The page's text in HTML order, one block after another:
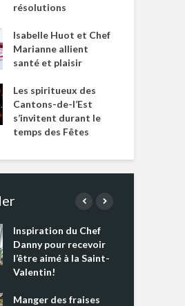
résolutions
Isabelle Huot et Chef
Marianne allient
santé et plaisir
Les spiritueux des
Cantons-de-l’Est
s’invitent durant le
temps des Fêtes
Inspiration du Chef
Danny pour recevoir
l’être aimé à la Saint-
Valentin!
Manger des fraises